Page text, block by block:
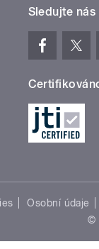
Sledujte nás
Osobní údaje
©